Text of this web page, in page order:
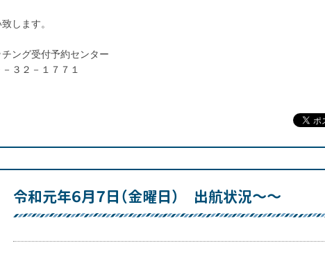
します。
ング受付予約センター
３２－１７７１
令和元年６月７日（金曜日） 出航状況～～